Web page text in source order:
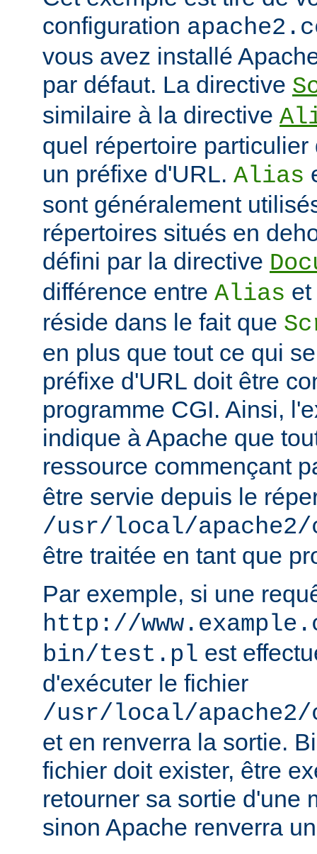
configuration
vous avez installé
par défaut. La directive
similaire à la directive
quel répertoire
un préfixe d'URL. Alias
sont généralement
répertoires situés en
défini par la directive
différence entre Alias et
réside dans le fait que
en plus que tout ce qui
préfixe d'URL doit être
programme CGI. Ainsi,
indique à Apache que
ressource commençant
être servie depuis le
/usr/local/
être traitée en tant que
Par exemple, si une
http://
bin/test.pl est
d'exécuter le fichier
/usr/local/
et en renverra la sortie.
fichier doit exister, être
retourner sa sortie d'une
sinon Apache renverra